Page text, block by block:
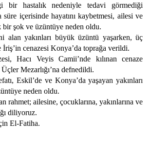
bir hastalık nedeniyle tedavi görmediği
süre içerisinde hayatını kaybetmesi, ailesi ve
şok ve üzüntüye neden oldu.
alan yakınları büyük üzüntü yaşarken, üç
cenazesi Konya’da toprağa verildi.
Hacı Veyis Camii’nde kılınan cenaze
Üçler Mezarlığı’na defnedildi.
Eskil’de ve Konya’da yaşayan yakınları
neden oldu.
rahmet; ailesine, çocuklarına, yakınlarına ve
diliyoruz.
El-Fatiha.